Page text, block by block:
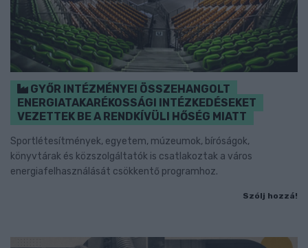
GYŐR INTÉZMÉNYEI ÖSSZEHANGOLT
ENERGIATAKARÉKOSSÁGI INTÉZKEDÉSEKET
VEZETTEK BE A RENDKÍVÜLI HŐSÉG MIATT
Sportlétesítmények, egyetem, múzeumok, bíróságok,
könyvtárak és közszolgáltatók is csatlakoztak a város
energiafelhasználását csökkentő programhoz.
Szólj hozzá!